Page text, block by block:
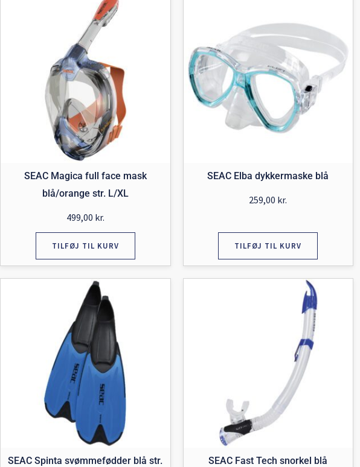
SEAC Magica full face mask
blå/orange str. L/XL
499,00 kr.
TILFØJ TIL KURV
SEAC Elba dykkermaske blå
259,00 kr.
TILFØJ TIL KURV
SEAC Spinta svømmefødder blå str.
SEAC Fast Tech snorkel blå